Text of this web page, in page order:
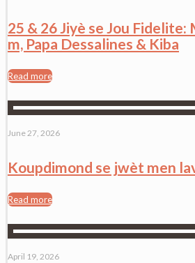
25 & 26 Jiyè se Jou Fidelite:
m, Papa Dessalines & Kiba
Read more
June 27, 2026
Koupdimond se jwèt men
Read more
April 19, 2026